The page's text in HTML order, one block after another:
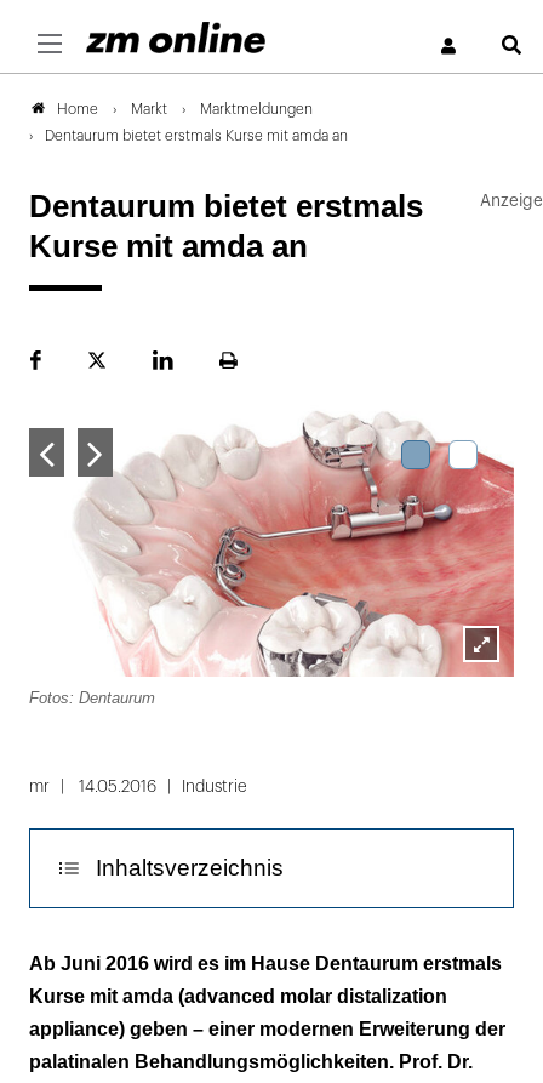
Home Markt
Marktmeldungen
Dentaurum bietet erstmals Kurse mit amda an
Dentaurum bietet erstmals
Kurse mit amda an
FacebookPlattformLinekdInSeite
Lightbox
Fotos: Dentaurum
1mr 14.05.2016 Industrie
Inhaltsverzeichnis
Praxisbezug mit Fallbeispielen und Hands-on-
Teil
Ab Juni 2016 wird es im Hause Dentaurum erstmals
Kurse mit amda (advanced molar distalization
appliance) geben – einer modernen Erweiterung der
palatinalen Behandlungsmöglichkeiten. Prof. Dr.